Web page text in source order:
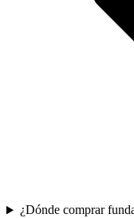
¿Dónde comprar